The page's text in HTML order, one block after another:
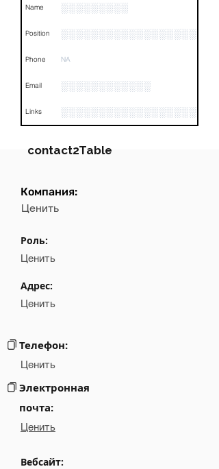
Name ░░░░░░░░░
Position ░░░░░░░░░░░░░░░░░░░
Phone NA
Email ░░░░░░░░░░░░
Links
contact2Table
Field
Email
Компания:
Ценить
Роль:
Ценить
Адрес:
Ценить
Телефон:
Ценить
Электронная
почта:
Ценить
Вебсайт: